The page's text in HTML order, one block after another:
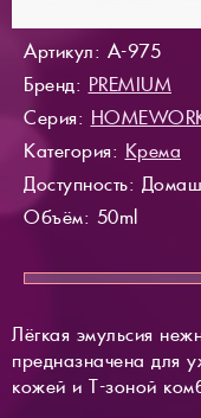
Артикул: A-975
Бренд: PREMIUM
Серия:
Категория: Крема
Доступность:
Объём: 50ml
Лёгкая эмульсия
предназначена для
кожей и Т-зоной